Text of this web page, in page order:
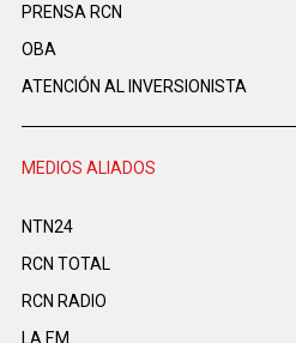
PRENSA RCN
OBA
ATENCIÓN AL INVERSIONISTA
MEDIOS ALIADOS
NTN24
RCN TOTAL
RCN RADIO
LA F.M.